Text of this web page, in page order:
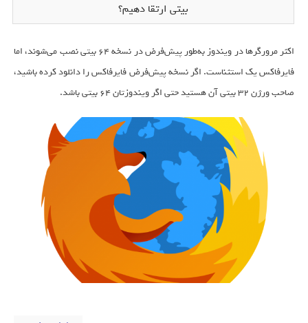
بیتی ارتقا دهیم؟
اکثر مرورگرها در ویندوز به‌طور پیش‌فرض در نسخه 64 بیتی نصب می‌شوند، اما
فایرفاکس یک استثناست. اگر نسخه پیش‌فرض فایرفاکس را دانلود کرده باشید،
صاحب ورژن 32 بیتی آن هستید حتی اگر ویندوزتان 64 بیتی باشد.